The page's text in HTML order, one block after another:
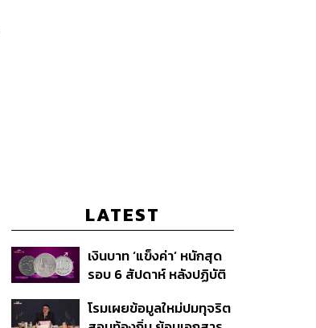
LATEST
เงินบาท ‘แข็งค่า’ หนักสุด
รอบ 6 สัปดาห์ หลังปฏิบัติ
สหรัฐฯ-ญี่ปุ่น Standard
โรมเผยข้อมูลใหม่ปมทุจริต